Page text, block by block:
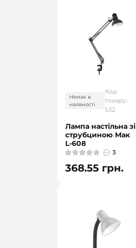
Немає в
наявності
Код
товару:
532
Лампа настільна зі
струбциною Мак
L-608
3
368.55 грн.